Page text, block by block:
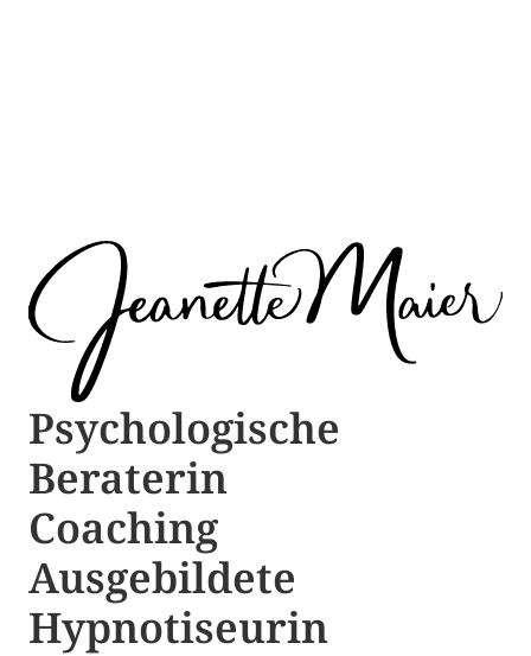
Psychologische ​​
Beraterin
Coaching
Ausgebildete​ ​
Hypnotiseurin